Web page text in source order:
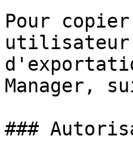
Pour
utilisateur
Manager,
###